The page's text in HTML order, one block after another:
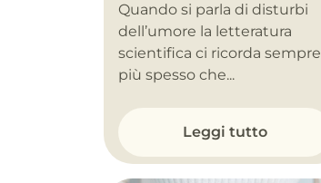
Quando si parla di disturbi
dell’umore la letteratura
scientifica ci ricorda sempre
più spesso che...
Leggi tutto